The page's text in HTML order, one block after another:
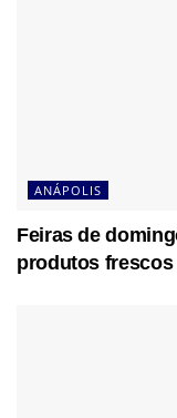
ANÁPOLIS
Feiras de
produtos